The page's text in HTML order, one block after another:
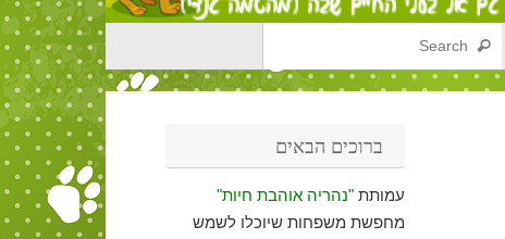
ברוכים הבאים
עמותת "נהריה אוהבת חיות"
מחפשת משפחות שיוכלו לשמש